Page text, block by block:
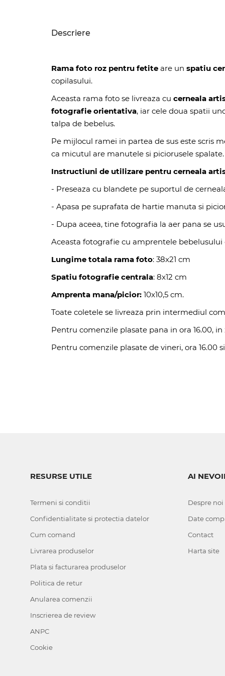
Descriere
Rama foto roz pentru fetite are un spatiu
copilasului.
Aceasta rama foto se livreaza cu cerneala
fotografie orientativa, iar cele doua spatii
talpa de bebelus.
Pe mijlocul ramei in partea de sus este scris
ca micutul are manutele si piciorusele spalate.
Instructiuni de utilizare pentru cerneala
- Preseaza cu blandete pe suportul de
- Apasa pe suprafata de hartie manuta si
- Dupa aceea, tine fotografia la aer pana se
Aceasta fotografie cu amprentele
Lungime totala rama foto: 38x21 cm
Spatiu fotografie centrala: 8x12 cm
Amprenta mana/picior: 10x10,5 cm.
Toate coletele se livreaza prin intermediul
Pentru comenzile plasate pana in ora 16.00,
Pentru comenzile plasate de vineri, ora 16.00
RESURSE UTILE
Termeni si conditii
Confidentialitate si protectia datelor
Cum comand
Livrarea produselor
Plata si facturarea produselor
Politica de retur
Anularea comenzii
Inscrierea de review
ANPC
Cookie
AI
Despre noi
Date
Contact
Harta site